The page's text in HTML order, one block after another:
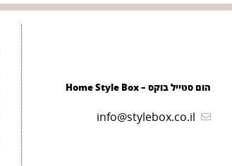
הום סטייל בוקס – Home Style Box
info@stylebox.co.il